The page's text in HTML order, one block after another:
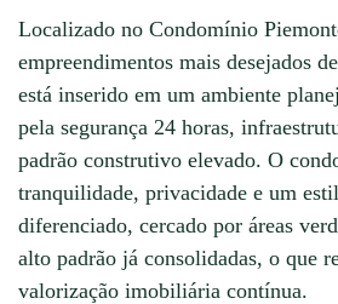
Localizado no Condomínio
empreendimentos mais desejados
está inserido em um ambiente
pela segurança 24 horas,
padrão construtivo elevado. O
tranquilidade, privacidade e um
diferenciado, cercado por áreas
alto padrão já consolidadas, o que
valorização imobiliária contínua.